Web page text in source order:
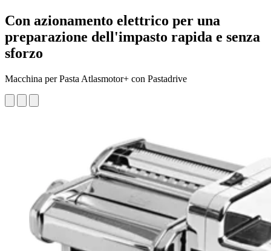
Con azionamento elettrico per una
preparazione dell'impasto rapida e senza
sforzo
Macchina per Pasta Atlasmotor+ con Pastadrive